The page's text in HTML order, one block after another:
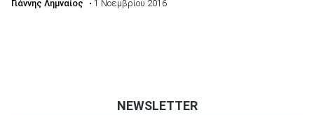
Γιάννης Λημναίος • 1 Νοεμβρίου 2016
NEWSLETTER